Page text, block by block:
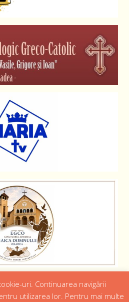
Design 4Us Consulting |
uri. Continuarea navigării
utilizarea lor. Pentru mai multe